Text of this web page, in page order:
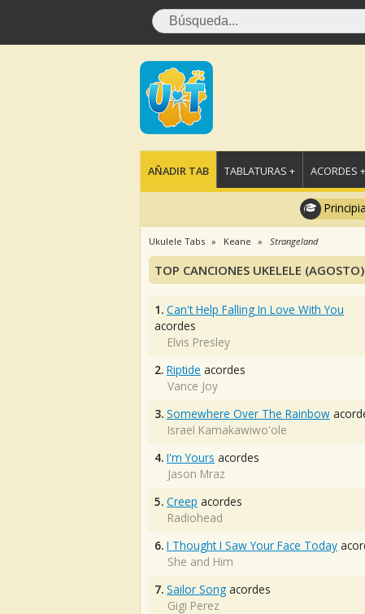
AÑADIR TAB TABLATURAS + ACORDES +
Ukulele Tabs Keane Strangeland
TOP CANCIONES UKELELE (AGOSTO)
1. Can't Help Falling In Love With You
acordes
Elvis Presley
2. Riptide acordes
Vance Joy
3. Somewhere Over The Rainbow
Israel Kamakawiwo'ole
4. I'm Yours acordes
Jason Mraz
5. Creep acordes
Radiohead
6. I Thought I Saw Your Face Today
She and Him
7. Sailor Song acordes
Gigi Perez